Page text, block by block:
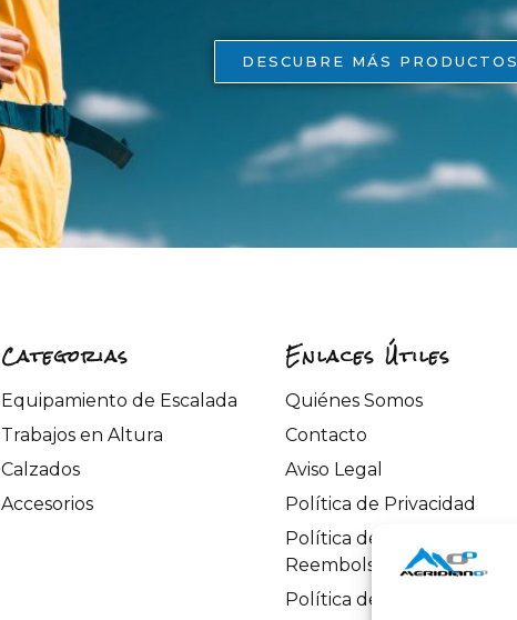
DESCUBRE MÁS PRODUCTOS
Categorias
Equipamiento de Escalada
Trabajos en Altura
Calzados
Accesorios
Enlaces Útiles
Quiénes Somos
Contacto
Aviso Legal
Política de Privacidad
Política de Devoluciones y
Reembolsos
Política de Cookies